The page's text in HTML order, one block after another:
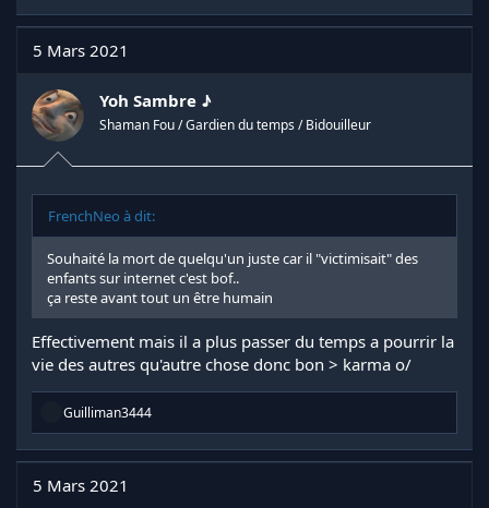
a
c
t
i
n
s
:
5 Mars 2021
Yoh Sambre ♪
Shaman Fou / Gardien du temps / Bidouilleur
FrenchNeo à dit:
Souhaité la mort de quelqu'un juste car il "victimisait" des
enfants sur internet c'est bof..
ça reste avant tout un être humain
Effectivement mais il a plus passer du temps a pourrir la
vie des autres qu'autre chose donc bon > karma o/
R
a
c
t
i
Guilliman3444
5 Mars 2021